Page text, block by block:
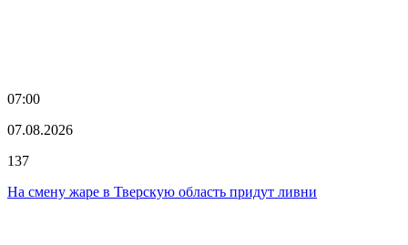
07:00
07.08.2026
137
На смену жаре в Тверскую область придут ливни